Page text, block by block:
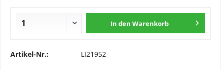
In den Warenkorb
Artikel-Nr.: LI21952